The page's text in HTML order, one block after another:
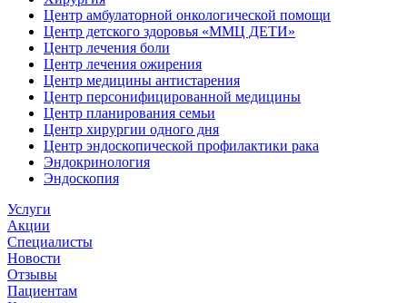
Центр амбулаторной онкологической помощи
Центр детского здоровья «ММЦ ДЕТИ»
Центр лечения боли
Центр лечения ожирения
Центр медицины антистарения
Центр персонифицированной медицины
Центр планирования семьи
Центр хирургии одного дня
Центр эндоскопической профилактики рака
Эндокринология
Эндоскопия
Услуги
Акции
Специалисты
Новости
Отзывы
Пациентам